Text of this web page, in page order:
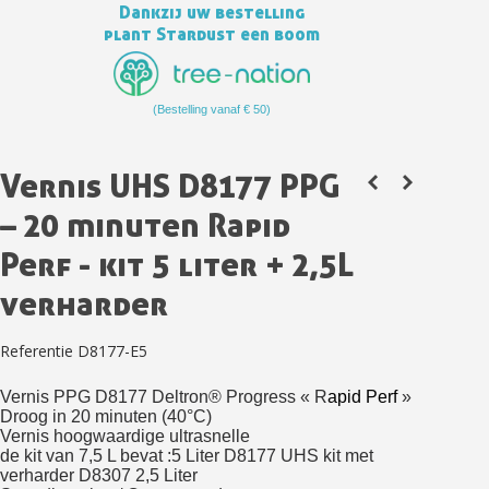
Schrijf je in voor de nieuwsbrief: €5 korting
Je online offerte in minder dan 1 minuut
Deel je creaties en ontvang shopping vouchers
Verzamel loyaliteitspunten bij elke bestelling
Retourneer producten binnen 14 dagen
Dankzij uw bestelling
plant Stardust een boom
(Bestelling vanaf € 50)
Vernis UHS D8177 PPG
– 20 minuten Rapid
Perf - kit 5 liter + 2,5L
verharder
Referentie D8177-E5
Vernis PPG D8177 Deltron® Progress « Rapid Perf»
Droog in 20 minuten (40°C)
Vernis hoogwaardige ultrasnelle
de kit van 7,5 L bevat :5 Liter D8177 UHS kit met
verharder D8307 2,5 Liter